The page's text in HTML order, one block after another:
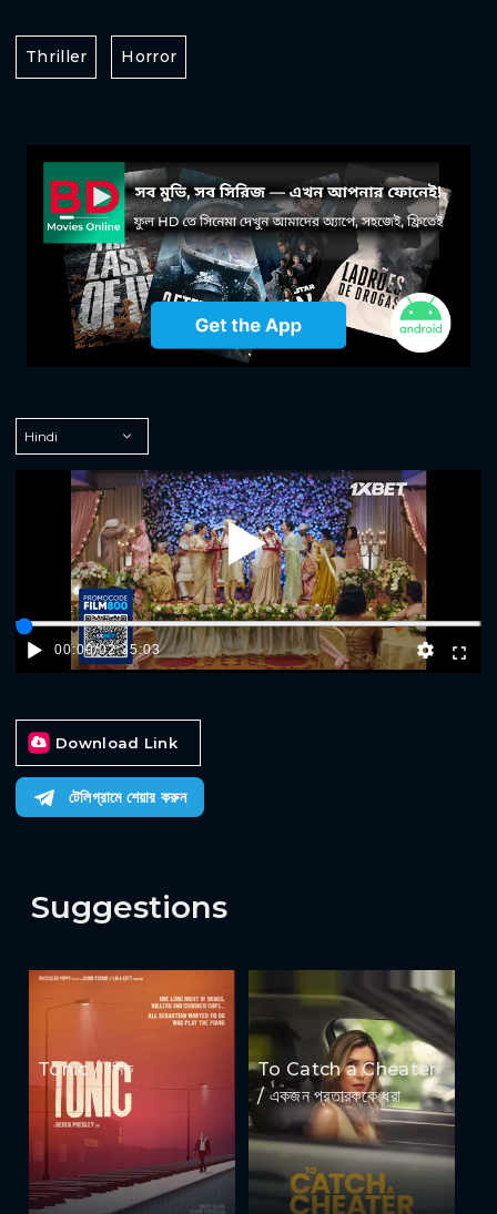
Thriller Horror
Play
00:00/02:35:03
Download Link
টেলিগ্রামে শেয়ার করুন
Suggestions
Tonic / টনিক
To Catch a Cheater
/ একজন প্রতারককে ধরা